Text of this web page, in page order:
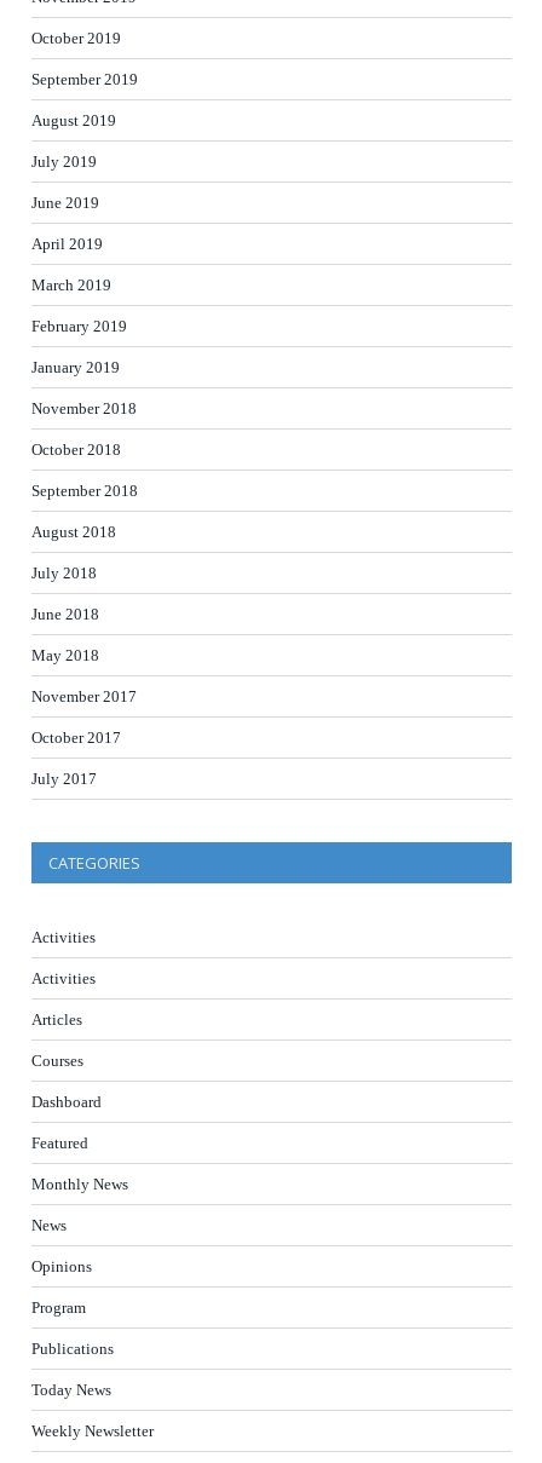
October 2019
September 2019
August 2019
July 2019
June 2019
April 2019
March 2019
February 2019
January 2019
November 2018
October 2018
September 2018
August 2018
July 2018
June 2018
May 2018
November 2017
October 2017
July 2017
CATEGORIES
Activities
Activities
Articles
Courses
Dashboard
Featured
Monthly News
News
Opinions
Program
Publications
Today News
Weekly Newsletter